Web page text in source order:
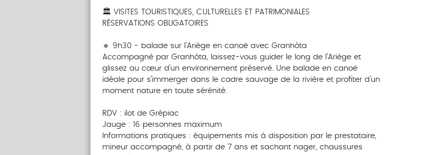
🏛 VISITES TOURISTIQUES, CULTURELLES ET PATRIMONIALES
RÉSERVATIONS OBLIGATOIRES
🔹 9h30 - balade sur l’Ariège en canoë avec Granhòta
Accompagné par Granhòta, laissez-vous guider le long de l’Ariège et
glissez au cœur d’un environnement préservé. Une balade en canoë
idéale pour s’immerger dans le cadre sauvage de la rivière et profiter d’un
moment nature en toute sérénité.
RDV : ilot de Grépiac
Jauge : 16 personnes maximum
Informations pratiques : équipements mis à disposition par le prestataire,
mineur accompagné, à partir de 7 ans et sachant nager, chaussures